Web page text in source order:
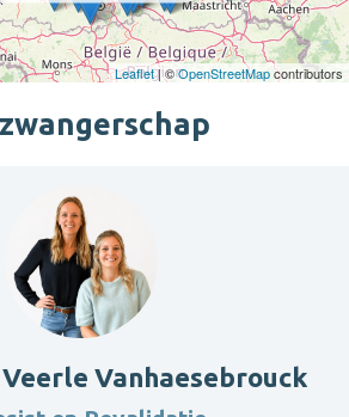
Leaflet| ©OpenStreetMapcontributors
Vanhaesebrouck